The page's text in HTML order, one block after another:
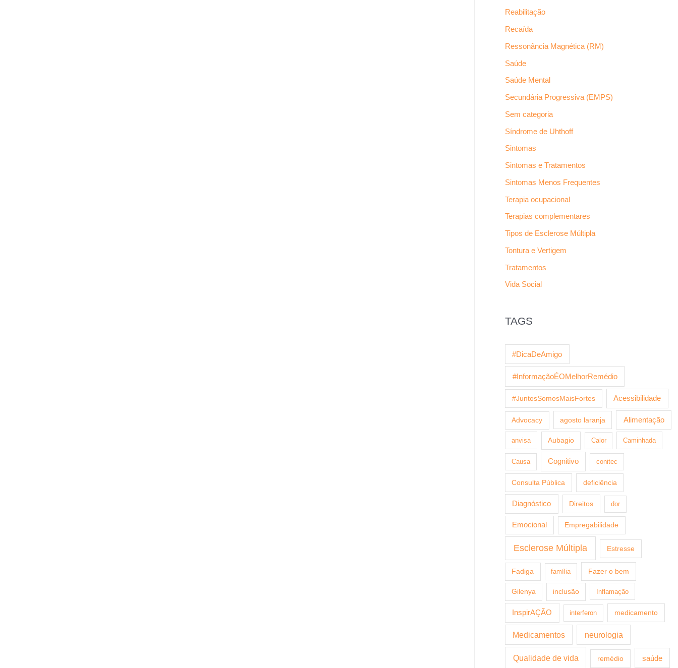
Reabilitação
Recaída
Ressonância Magnética (RM)
Saúde
Saúde Mental
Secundária Progressiva (EMPS)
Sem categoria
Síndrome de Uhthoff
Sintomas
Sintomas e Tratamentos
Sintomas Menos Frequentes
Terapia ocupacional
Terapias complementares
Tipos de Esclerose Múltipla
Tontura e Vertigem
Tratamentos
Vida Social
TAGS
#DicaDeAmigo
#InformaçãoÉOMelhorRemédio
#JuntosSomosMaisFortes Acessibilidade
Advocacy agosto laranja Alimentação
anvisa Aubagio Calor Caminhada
Causa Cognitivo conitec
Consulta Pública deficiência
Diagnóstico Direitos dor
Emocional Empregabilidade
Esclerose Múltipla Estresse
Fadiga família Fazer o bem
Gilenya inclusão Inflamação
InspirAÇÃO interferon medicamento
Medicamentos neurologia
Qualidade de vida remédio saúde